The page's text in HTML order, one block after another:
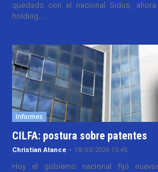
quedado con el nacional Sidus,
holding....
Informes
CILFA: postura sobre patentes
Christian Atance - 18/03/2026 15:45
Hoy el gobierno nacional fijó